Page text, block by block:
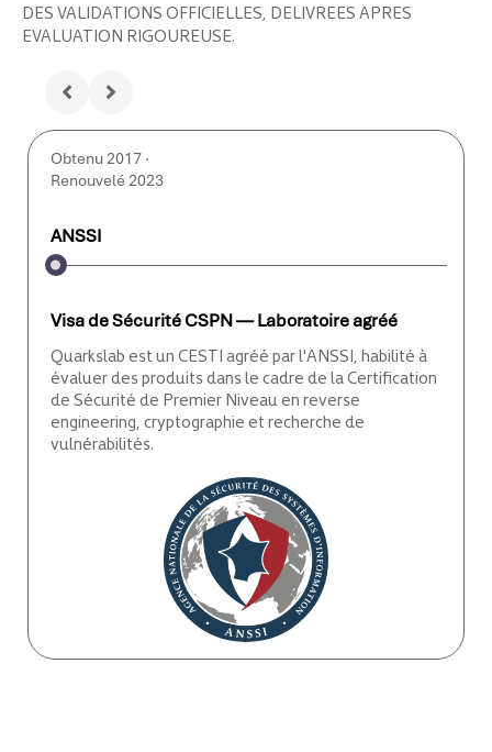
DES VALIDATIONS OFFICIELLES, DELIVREES APRES
EVALUATION RIGOUREUSE.
Obtenu 2017 ·
Renouvelé 2023
ANSSI
Visa de Sécurité CSPN — Laboratoire agréé
Quarkslab est un CESTI agréé par l'ANSSI, habilité à
évaluer des produits dans le cadre de la Certification
de Sécurité de Premier Niveau en reverse
engineering, cryptographie et recherche de
vulnérabilités.